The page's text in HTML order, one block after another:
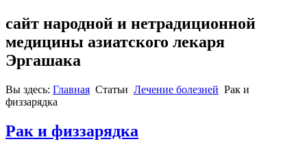
сайт народной и нетрадиционной
медицины азиатского лекаря
Эргашака
Вы здесь: Главная Статьи Лечение болезней Рак и
физзарядка
Рак и физзарядка